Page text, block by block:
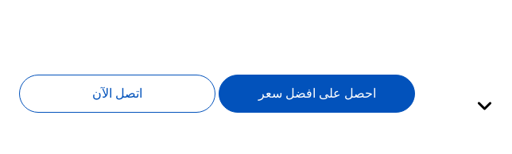
احصل على افضل سعر اتصل الآن